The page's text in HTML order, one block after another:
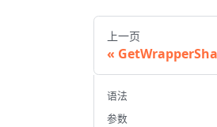
上一页
语法
参数